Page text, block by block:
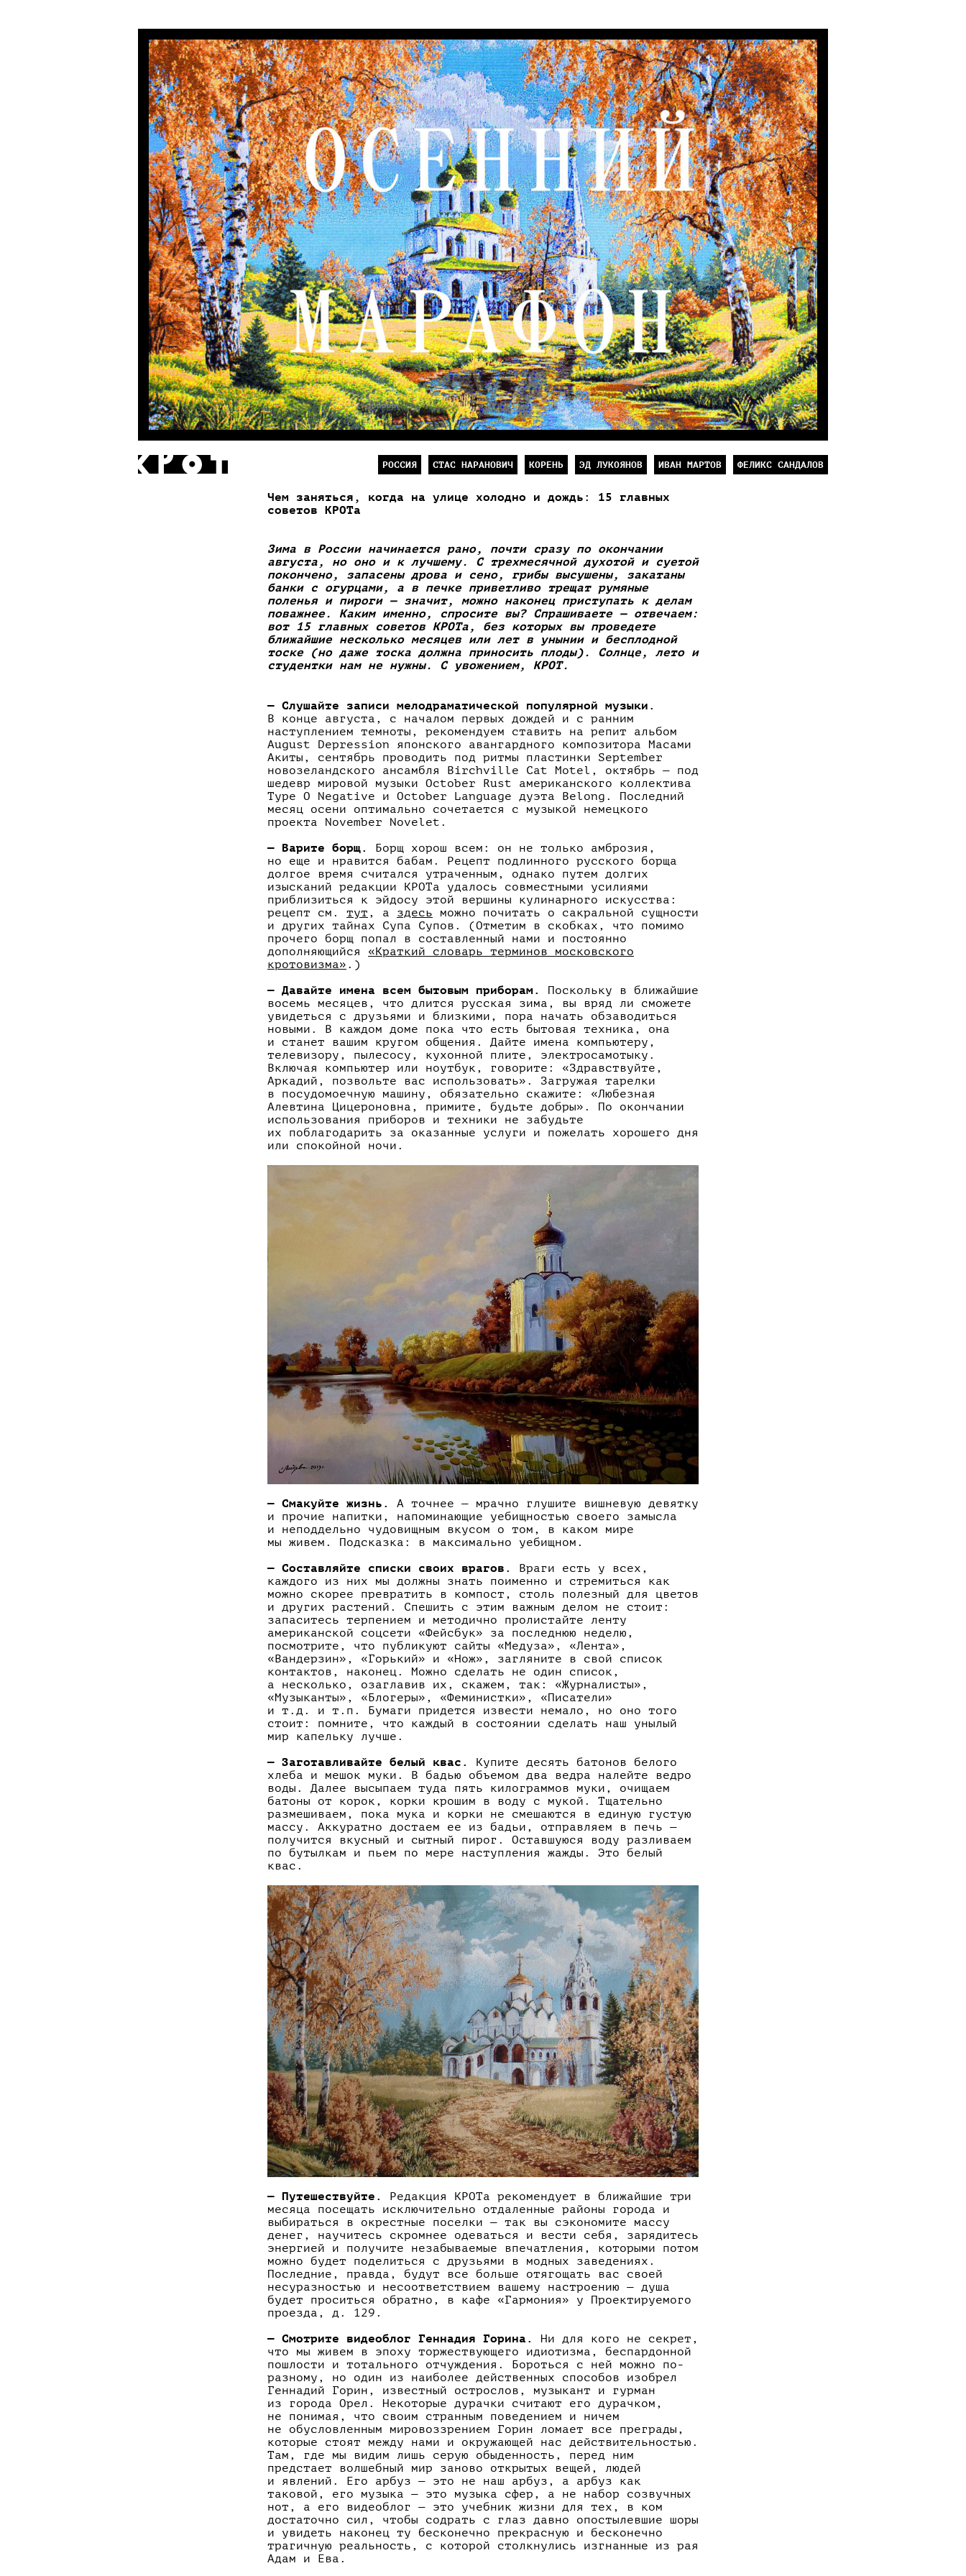
РОССИЯ СТАС НАРАНОВИЧ КОРЕНЬ ЭД ЛУКОЯНОВ ИВАН МАРТОВ ФЕЛИКС САНДАЛОВ
Чем заняться, когда на улице холодно и дождь: 15 главных
советов КРОТа
Зима в России начинается рано, почти сразу по окончании
августа, но оно и к лучшему. С трехмесячной духотой и суетой
покончено, запасены дрова и сено, грибы высушены, закатаны
банки с огурцами, а в печке приветливо трещат румяные
поленья и пироги — значит, можно наконец приступать к делам
поважнее. Каким именно, спросите вы? Спрашиваете — отвечаем:
вот 15 главных советов КРОТа, без которых вы проведете
ближайшие несколько месяцев или лет в унынии и бесплодной
тоске (но даже тоска должна приносить плоды). Солнце, лето и
студентки нам не нужны. С увожением, КРОТ.
— Слушайте записи мелодраматической популярной музыки.
В конце августа, с началом первых дождей и с ранним
наступлением темноты, рекомендуем ставить на репит альбом
August Depression японского авангардного композитора Масами
Акиты, сентябрь проводить под ритмы пластинки September
новозеландского ансамбля Birchville Cat Motel, октябрь — под
шедевр мировой музыки October Rust американского коллектива
Type O Negative и October Language дуэта Belong. Последний
месяц осени оптимально сочетается с музыкой немецкого
проекта November Novelet.
— Варите борщ. Борщ хорош всем: он не только амброзия,
но еще и нравится бабам. Рецепт подлинного русского борща
долгое время считался утраченным, однако путем долгих
изысканий редакции КРОТа удалось совместными усилиями
приблизиться к эйдосу этой вершины кулинарного искусства:
рецепт см. тут , а здесь можно почитать о сакральной сущности
и других тайнах Супа Супов. (Отметим в скобках, что помимо
прочего борщ попал в составленный нами и постоянно
дополняющийся «Краткий словарь терминов московского
кротовизма» .)
— Давайте имена всем бытовым приборам. Поскольку в ближайшие
восемь месяцев, что длится русская зима, вы вряд ли сможете
увидеться с друзьями и близкими, пора начать обзаводиться
новыми. В каждом доме пока что есть бытовая техника, она
и станет вашим кругом общения. Дайте имена компьютеру,
телевизору, пылесосу, кухонной плите, электросамотыку.
Включая компьютер или ноутбук, говорите: «Здравствуйте,
Аркадий, позвольте вас использовать». Загружая тарелки
в посудомоечную машину, обязательно скажите: «Любезная
Алевтина Цицероновна, примите, будьте добры». По окончании
использования приборов и техники не забудьте
их поблагодарить за оказанные услуги и пожелать хорошего дня
или спокойной ночи.
— Смакуйте жизнь. А точнее — мрачно глушите вишневую девятку
и прочие напитки, напоминающие уебищностью своего замысла
и неподдельно чудовищным вкусом о том, в каком мире
мы живем. Подсказка: в максимально уебищном.
— Составляйте списки своих врагов.
Враги есть у всех,
каждого из них мы должны знать поименно и стремиться как
можно скорее превратить в компост, столь полезный для цветов
и других растений. Спешить с этим важным делом не стоит:
запаситесь терпением и методично пролистайте ленту
американской соцсети «Фейсбук» за последнюю неделю,
посмотрите, что публикуют сайты «Медуза», «Лента»,
«Вандерзин», «Горький» и «Нож», загляните в свой список
контактов, наконец. Можно сделать не один список,
а несколько, озаглавив их, скажем, так: «Журналисты»,
«Музыканты», «Блогеры», «Феминистки», «Писатели»
и т.д. и т.п. Бумаги придется извести немало, но оно того
стоит: помните, что каждый в состоянии сделать наш унылый
мир капельку лучше.
— Заготавливайте белый квас.
Купите десять батонов белого
хлеба и мешок муки. В бадью объемом два ведра налейте ведро
воды. Далее высыпаем туда пять килограммов муки, очищаем
батоны от корок, корки крошим в воду с мукой. Тщательно
размешиваем, пока мука и корки не смешаются в единую густую
массу. Аккуратно достаем ее из бадьи, отправляем в печь —
получится вкусный и сытный пирог. Оставшуюся воду разливаем
по бутылкам и пьем по мере наступления жажды. Это белый
квас.
— Путешествуйте.
Редакция КРОТа рекомендует в ближайшие три
месяца посещать исключительно отдаленные районы города и
выбираться в окрестные поселки — так вы сэкономите массу
денег, научитесь скромнее одеваться и вести себя, зарядитесь
энергией и получите незабываемые впечатления, которыми потом
можно будет поделиться с друзьями в модных заведениях.
Последние, правда, будут все больше отягощать вас своей
несуразностью и несоответствием вашему настроению — душа
будет проситься обратно, в кафе «Гармония» у Проектируемого
проезда, д. 129.
— Смотрите видеоблог Геннадия Горина.
Ни для кого не секрет,
что мы живем в эпоху торжествующего идиотизма, беспардонной
пошлости и тотального отчуждения. Бороться с ней можно по-
разному, но один из наиболее действенных способов изобрел
Геннадий Горин, известный острослов, музыкант и гурман
из города Орел. Некоторые дурачки считают его дурачком,
не понимая, что своим странным поведением и ничем
не обусловленным мировоззрением Горин ломает все преграды,
которые стоят между нами и окружающей нас действительностью.
Там, где мы видим лишь серую обыденность, перед ним
предстает волшебный мир заново открытых вещей, людей
и явлений. Его арбуз — это не наш арбуз, а арбуз как
таковой, его музыка — это музыка сфер, а не набор созвучных
нот, а его видеоблог — это учебник жизни для тех, в ком
достаточно сил, чтобы содрать с глаз давно опостылевшие шоры
и увидеть наконец ту бесконечно прекрасную и бесконечно
трагичную реальность, с которой столкнулись изгнанные из рая
Адам и Ева.